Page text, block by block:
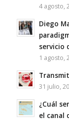
4 agosto,
Diego
servicio
1 agosto,
31 julio,
¿Cuál
el canal